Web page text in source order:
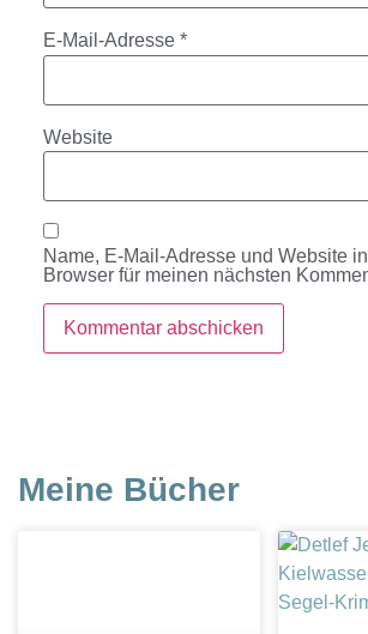
E-Mail-Adresse *
Website
Name, E-Mail-Adresse und Website
Browser für meinen nächsten
Meine Bücher